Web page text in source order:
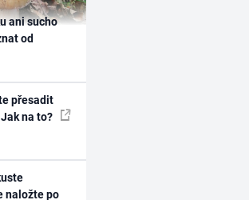
ani sucho
od
přesadit
na to?
naložte po